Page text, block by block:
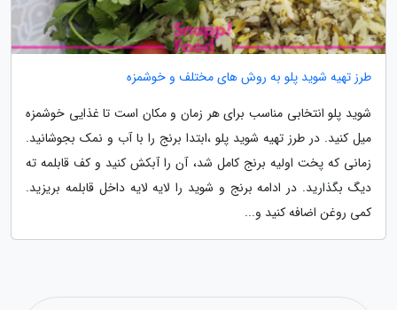
طرز تهیه شوید پلو به روش های مختلف و خوشمزه
شوید پلو انتخابی مناسب برای هر زمان و مکان است تا غذایی خوشمزه
میل کنید. در طرز تهیه شوید پلو ،ابتدا برنج را با آب و نمک بجوشانید.
زمانی که پخت اولیه برنج کامل شد، آن را آبکش کنید و کف قابلمه ته
دیگ بگذارید. در ادامه برنج و شوید را لایه لایه داخل قابلمه بریزید.
کمی روغن اضافه کنید و...